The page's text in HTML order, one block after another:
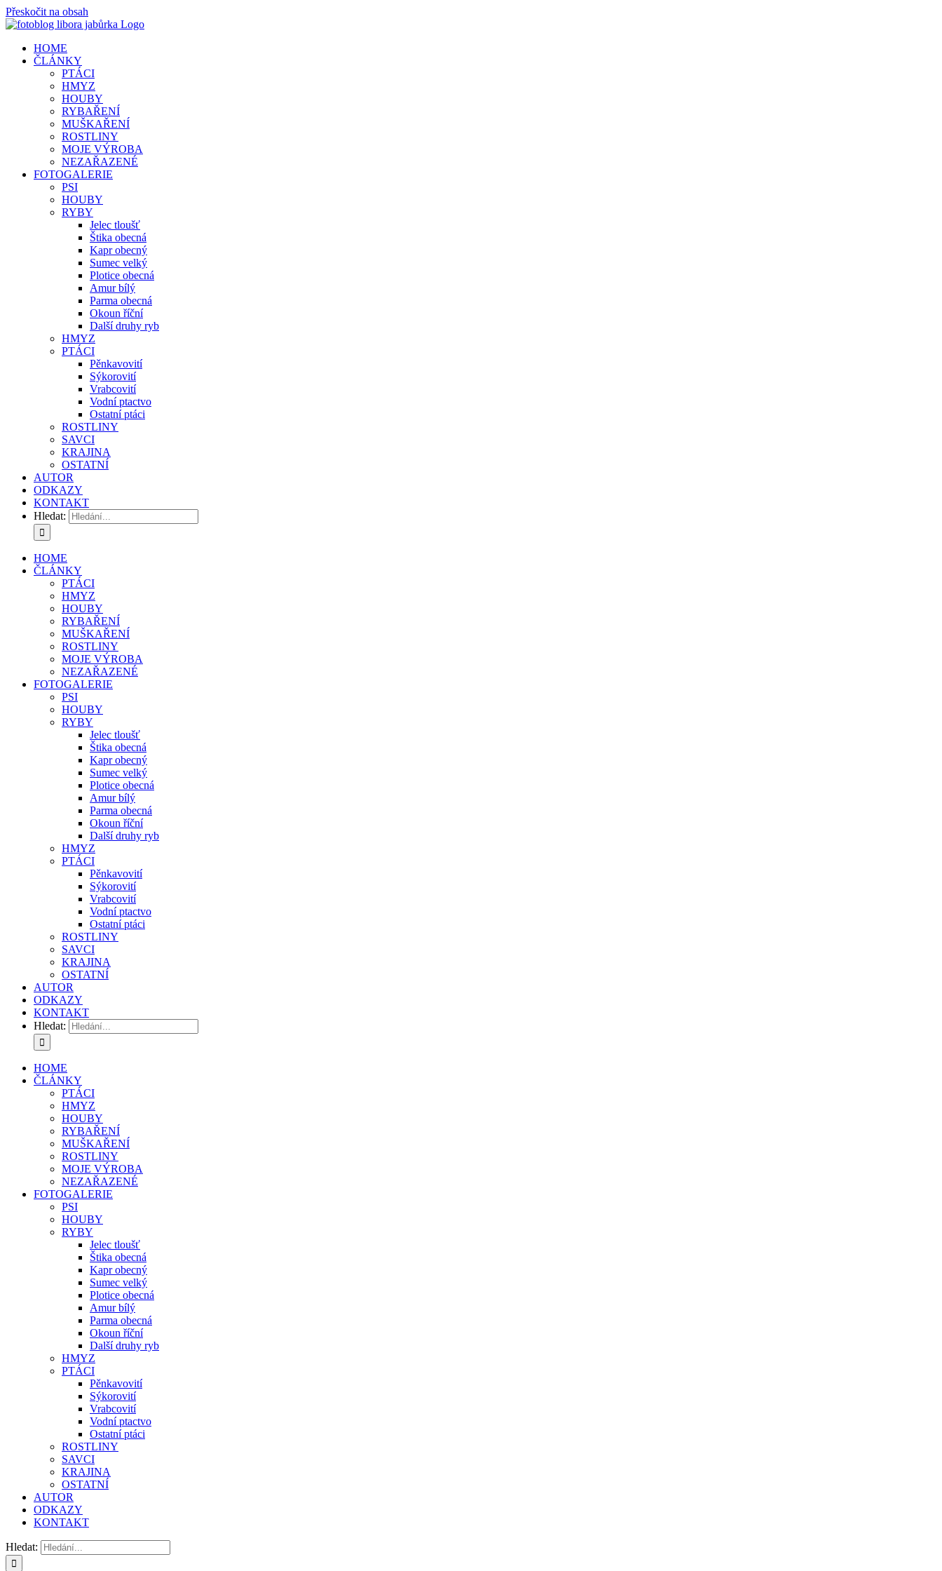
Přeskočit na obsah
HOME
ČLÁNKY
PTÁCI
HMYZ
HOUBY
RYBAŘENÍ
MUŠKAŘENÍ
ROSTLINY
MOJE VÝROBA
NEZAŘAZENÉ
FOTOGALERIE
PSI
HOUBY
RYBY
Jelec tloušť
Štika obecná
Kapr obecný
Sumec velký
Plotice obecná
Amur bílý
Parma obecná
Okoun říční
Další druhy ryb
HMYZ
PTÁCI
Pěnkavovití
Sýkorovití
Vrabcovití
Vodní ptactvo
Ostatní ptáci
ROSTLINY
SAVCI
KRAJINA
OSTATNÍ
AUTOR
ODKAZY
KONTAKT
Hledat:
HOME
ČLÁNKY
PTÁCI
HMYZ
HOUBY
RYBAŘENÍ
MUŠKAŘENÍ
ROSTLINY
MOJE VÝROBA
NEZAŘAZENÉ
FOTOGALERIE
PSI
HOUBY
RYBY
Jelec tloušť
Štika obecná
Kapr obecný
Sumec velký
Plotice obecná
Amur bílý
Parma obecná
Okoun říční
Další druhy ryb
HMYZ
PTÁCI
Pěnkavovití
Sýkorovití
Vrabcovití
Vodní ptactvo
Ostatní ptáci
ROSTLINY
SAVCI
KRAJINA
OSTATNÍ
AUTOR
ODKAZY
KONTAKT
Hledat:
HOME
ČLÁNKY
PTÁCI
HMYZ
HOUBY
RYBAŘENÍ
MUŠKAŘENÍ
ROSTLINY
MOJE VÝROBA
NEZAŘAZENÉ
FOTOGALERIE
PSI
HOUBY
RYBY
Jelec tloušť
Štika obecná
Kapr obecný
Sumec velký
Plotice obecná
Amur bílý
Parma obecná
Okoun říční
Další druhy ryb
HMYZ
PTÁCI
Pěnkavovití
Sýkorovití
Vrabcovití
Vodní ptactvo
Ostatní ptáci
ROSTLINY
SAVCI
KRAJINA
OSTATNÍ
AUTOR
ODKAZY
KONTAKT
Hledat: